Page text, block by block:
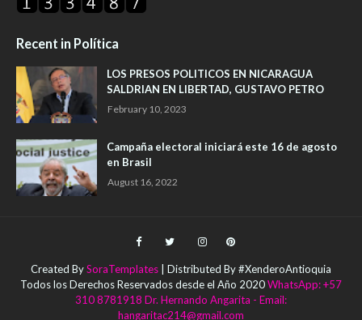
Recent in Política
LOS PRESOS POLITICOS EN NICARAGUA
SALDRIAN EN LIBERTAD, GUSTAVO PETRO
February 10, 2023
Campaña electoral iniciará este 16 de agosto
en Brasil
August 16, 2022
Created BySoraTemplates | Distributed By #XenderoAntioquia
Todos los Derechos Reservados desde el Año 2020WhatsApp: +57
310 8781918 Dr. Hernando Angarita - Email:
hangaritac214@gmail.com